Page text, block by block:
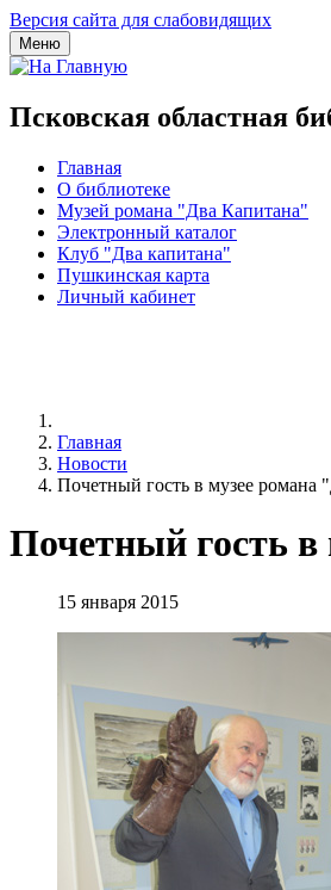
Версия сайта для слабовидящих
Меню
Псковская областная
Главная
О библиотеке
Музей романа "Два Капитана"
Электронный каталог
Клуб "Два капитана"
Пушкинская карта
Личный кабинет
Главная
Новости
Почетный гость в музее романа
Почетный гость
15 января 2015